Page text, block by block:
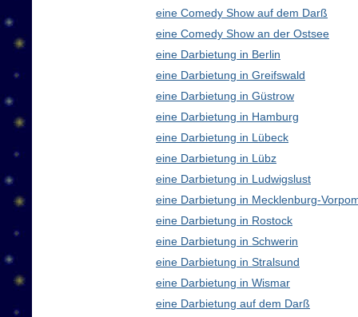
eine Comedy Show auf dem Darß
eine Comedy Show an der Ostsee
eine Darbietung in Berlin
eine Darbietung in Greifswald
eine Darbietung in Güstrow
eine Darbietung in Hamburg
eine Darbietung in Lübeck
eine Darbietung in Lübz
eine Darbietung in Ludwigslust
eine Darbietung in Mecklenburg-
eine Darbietung in Rostock
eine Darbietung in Schwerin
eine Darbietung in Stralsund
eine Darbietung in Wismar
eine Darbietung auf dem Darß